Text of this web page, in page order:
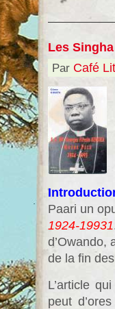
Les
Par Café
Paari un
1924-19931
d’Owando,
de la fin
L’article
peut